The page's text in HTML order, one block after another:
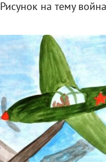
Рисунок на тему война